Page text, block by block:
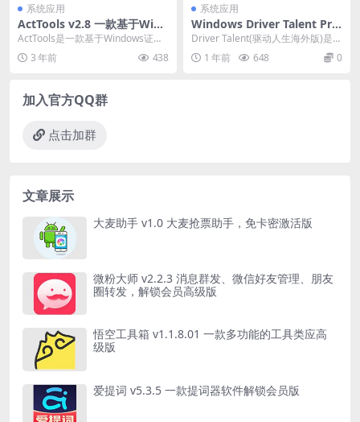
系统应用
ActTools v2.8 一款基于Wind
ows证书的一个激活工具
ActTools是一款基于Windows证书
的一个激活工具，拥有KMS激活,数
字...3 年前 438
系统应用
Windows Driver Talent Pro
（驱动人生v8.1.11.60 单文件
Driver Talent(驱动人生海外版)是一
款专业的驱动更新软件,功能包括:...
1 年前 648 0
加入官方QQ群
点击加群
文章展示
大麦助手 v1.0 大麦抢票助手，免卡密激活版
微粉大师 v2.2.3 消息群发、微信好友管理、朋友
圈转发，解锁会员高级版
悟空工具箱 v1.1.8.01 一款多功能的工具类应高
级版
爱提词 v5.3.5 一款提词器软件解锁会员版